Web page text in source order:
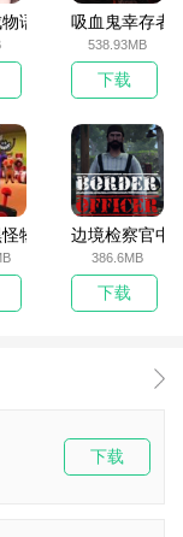
语 吸血鬼幸存者
538.93MB
下载
物生存挑战5边境检察官中
386.6MB
下载
下载